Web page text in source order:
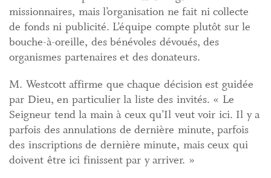
missionnaires, mais l’organisation ne fait ni collecte
de fonds ni publicité. L’équipe compte plutôt sur le
bouche-à-oreille, des bénévoles dévoués, des
organismes partenaires et des donateurs.
M. Westcott affirme que chaque décision est guidée
par Dieu, en particulier la liste des invités. « Le
Seigneur tend la main à ceux qu’Il veut voir ici. Il y a
parfois des annulations de dernière minute, parfois
des inscriptions de dernière minute, mais ceux qui
doivent être ici finissent par y arriver. »